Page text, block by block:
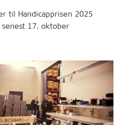
til Handicapprisen 2025
senest 17. oktober